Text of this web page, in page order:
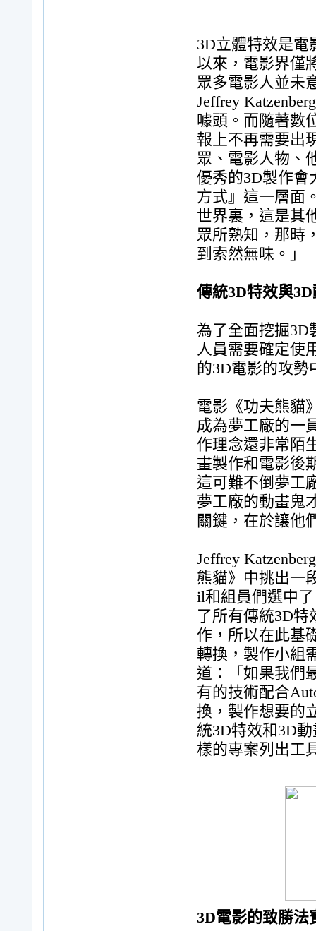
3D立體特效是電
以來，電影界僅
眾多電影人並未
Jeffrey
噱頭。而隨著數
報上不再需要出
眾、電影人物、
優秀的3D製作會
方式』這一層面
世界裏，這是其
眾所熟知，那時
到索然無味。」
傳統3D特效與3D
為了全面挖掘3D
人員需要確定使
的3D電影的攻勢
電影《功夫熊貓
成為夢工廠的一
作理念還非常陌
畫製作和電影後
這可難不倒夢工
夢工廠的動畫鬼
關鍵，在於讓他
Jeffrey
熊貓》中挑出一
il和組員們選中
了所有傳統3D
作，所以在此基
轉換，製作小組
道：「如果我們
有的技術配合
換，製作想要的
統3D特效和3D
樣的專案列出工
3D電影的致勝法